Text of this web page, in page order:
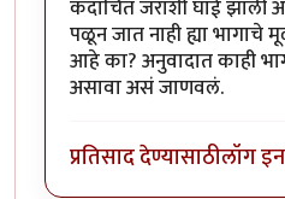
कदाचित जराशी घाई झाली
पळून जात नाही ह्या भागाचे
आहे का? अनुवादात काही
असावा असं जाणवलं.
प्रतिसाद देण्यासाठीलॉग